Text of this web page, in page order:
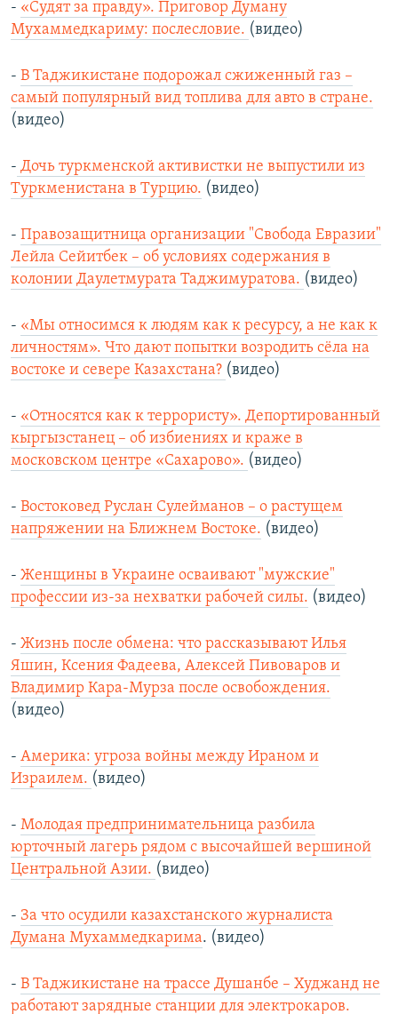
- «Судят за правду». Приговор Думану
Мухаммедкариму: послесловие. (видео)
- В Таджикистане подорожал сжиженный газ –
самый популярный вид топлива для авто в стране.
(видео)
- Дочь туркменской активистки не выпустили из
Туркменистана в Турцию. (видео)
- Правозащитница организации "Свобода Евразии"
Лейла Сейитбек – об условиях содержания в
колонии Даулетмурата Таджимуратова. (видео)
- «Мы относимся к людям как к ресурсу, а не как к
личностям». Что дают попытки возродить сёла на
востоке и севере Казахстана? (видео)
- «Относятся как к террористу». Депортированный
кыргызстанец – об избиениях и краже в
московском центре «Сахарово». (видео)
- Востоковед Руслан Сулейманов – о растущем
напряжении на Ближнем Востоке. (видео)
- Женщины в Украине осваивают "мужские"
профессии из-за нехватки рабочей силы. (видео)
- Жизнь после обмена: что рассказывают Илья
Яшин, Ксения Фадеева, Алексей Пивоваров и
Владимир Кара-Мурза после освобождения.
(видео)
- Америка: угроза войны между Ираном и
Израилем. (видео)
- Молодая предпринимательница разбила
юрточный лагерь рядом с высочайшей вершиной
Центральной Азии. (видео)
- За что осудили казахстанского журналиста
Думана Мухаммедкарима. (видео)
- В Таджикистане на трассе Душанбе – Худжанд не
работают зарядные станции для электрокаров.